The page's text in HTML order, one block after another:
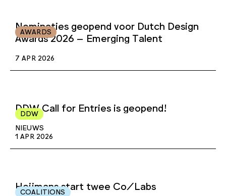
AWARDS
Nominaties geopend voor Dutch Design
Awards 2026 – Emerging Talent
7 APR 2026
DDW
DDW Call for Entries is geopend!
NIEUWS
1 APR 2026
COALITIONS
Heijmans start twee Co/Labs